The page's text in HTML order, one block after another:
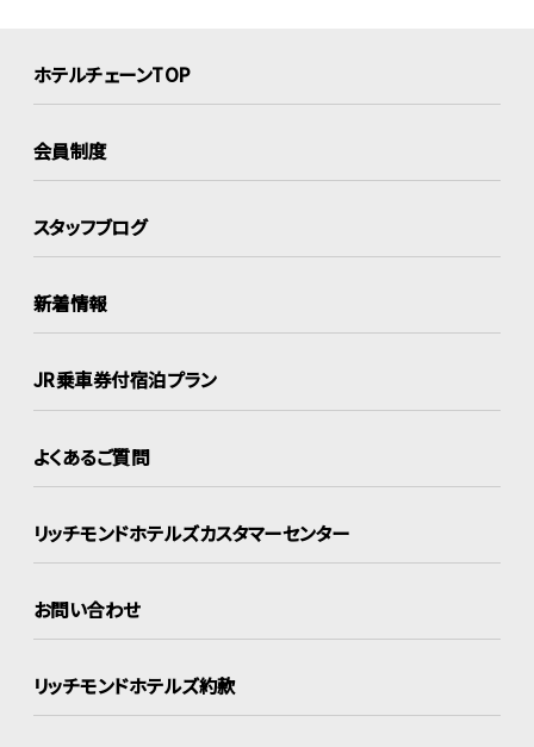
ホテルチェーンTOP
会員制度
スタッフブログ
新着情報
JR乗車券付宿泊プラン
よくあるご質問
リッチモンドホテルズカスタマーセンター
お問い合わせ
リッチモンドホテルズ約款